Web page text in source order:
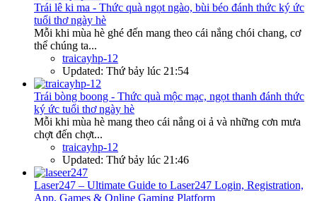
Trái lê ki ma - Thức quà ngọt ngào, bùi béo đánh thức ký ức
tuổi thơ ngày hè
Mỗi khi mùa hè ghé đến mang theo cái nắng chói chang, cơ
thể chúng ta...
traicayhp-12
Updated: Thứ bảy lúc 21:54
Trái bòng boong - Thức quà mộc mạc, ngọt thanh đánh thức
ký ức tuổi thơ ngày hè
Mỗi khi mùa hè mang theo cái nắng oi ả và những cơn mưa
chợt đến chợt...
traicayhp-12
Updated: Thứ bảy lúc 21:46
Laser247 – Ultimate Guide to Laser247 Login, Registration,
App, Games & Online Gaming Platform